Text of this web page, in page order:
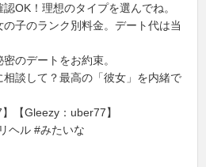
認OK！理想のタイプを選んでね。
の子のランク別料金。デート代は当
のデートをお約束。
相談して？最高の「彼女」を内緒で
【Gleezy：uber77】
ヘル #みたいな